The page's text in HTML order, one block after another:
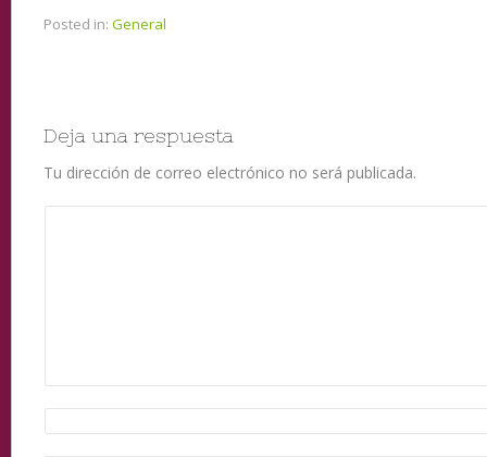
Posted in: General
Deja una respuesta
Tu dirección de correo electrónico no será publicada.